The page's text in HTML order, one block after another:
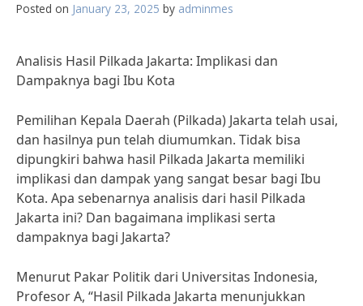
Posted on January 23, 2025 by adminmes
Analisis Hasil Pilkada Jakarta: Implikasi dan
Dampaknya bagi Ibu Kota
Pemilihan Kepala Daerah (Pilkada) Jakarta telah usai,
dan hasilnya pun telah diumumkan. Tidak bisa
dipungkiri bahwa hasil Pilkada Jakarta memiliki
implikasi dan dampak yang sangat besar bagi Ibu
Kota. Apa sebenarnya analisis dari hasil Pilkada
Jakarta ini? Dan bagaimana implikasi serta
dampaknya bagi Jakarta?
Menurut Pakar Politik dari Universitas Indonesia,
Profesor A, “Hasil Pilkada Jakarta menunjukkan